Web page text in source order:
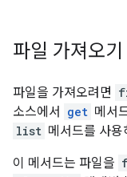
파일 가져오기
파일을 가져오려면
소스에서
get 메서
list 메서드를 사용
이 메서드는 파일을